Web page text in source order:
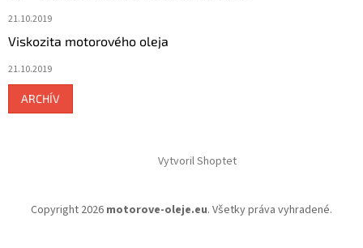
21.10.2019
Viskozita motorového oleja
21.10.2019
ARCHÍV
Vytvoril Shoptet
Copyright 2026 motorove-oleje.eu. Všetky práva vyhradené.